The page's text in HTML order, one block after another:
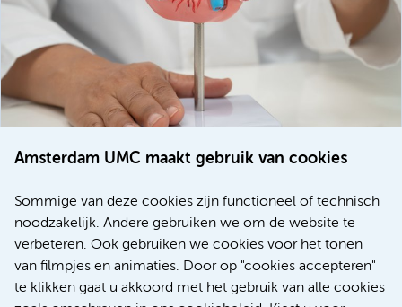
Amsterdam UMC maakt gebruik van cookies
Sommige van deze cookies zijn functioneel of technisch
noodzakelijk. Andere gebruiken we om de website te
verbeteren. Ook gebruiken we cookies voor het tonen
van filmpjes en animaties. Door op "cookies accepteren"
te klikken gaat u akkoord met het gebruik van alle cookies
voor patiënten met alvleesklierkanker verbeteren